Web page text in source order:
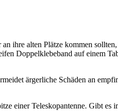
ihre alten Plätze kommen
Doppelklebeband auf einem
ärgerliche Schäden an
einer Teleskopantenne. Gibt es